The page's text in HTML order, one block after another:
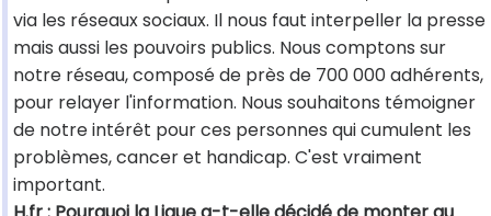
via les réseaux sociaux. Il nous faut interpeller la presse
mais aussi les pouvoirs publics. Nous comptons sur
notre réseau, composé de près de 700 000 adhérents,
pour relayer l'information. Nous souhaitons témoigner
de notre intérêt pour ces personnes qui cumulent les
problèmes, cancer et handicap. C'est vraiment
important.